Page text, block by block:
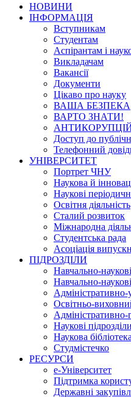
НОВИНИ
ІНФОРМАЦІЯ
Вступникам
Студентам
Аспірантам і
Викладачам
Вакансії
Документи
Цікаво про науку
ВАША БЕЗПЕКА
ВАРТО ЗНАТИ!
Доступ до
Телефонний
УНІВЕРСИТЕТ
Портрет ЧНУ
Наукова й
Наукові
Освітня діяльність
Сталий розвиток
Міжнародна
Студентська рада
Асоціація
ПІДРОЗДІЛИ
Навчально-
Навчально-
Адміністративно-
Освітньо-
Адміністративно-
Наукові підрозділи
Наукова бібліотека
Студмістечко
РЕСУРСИ
е-Університет
Підтримка
Державні